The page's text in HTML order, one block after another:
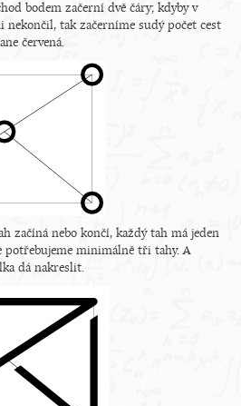
bodem začerní dvě čáry; kdyby v
nekončil, tak začerníme sudý počet cest
červená.
začíná nebo končí, každý tah má jeden
potřebujeme minimálně tři tahy. A
dá nakreslit.